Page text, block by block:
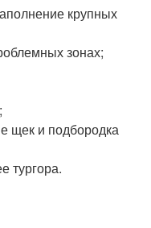
крупных
зонах;
щек и подбородка
тургора.